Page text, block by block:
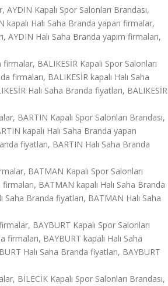
Kapalı Spor Salonları Brandası,
kapalı Halı Saha Branda yapan firmalar,
AYDIN Halı Saha Branda yapım firmaları,
BALIKESİR Kapalı Spor Salonları
firmaları, BALIKESİR kapalı Halı Saha
Halı Saha Branda fiyatları, BALIKESİR
BARTIN Kapalı Spor Salonları Brandası,
kapalı Halı Saha Branda yapan
fiyatları, BARTIN Halı Saha Branda
BATMAN Kapalı Spor Salonları
BATMAN kapalı Halı Saha Branda
Branda fiyatları, BATMAN Halı Saha
BAYBURT Kapalı Spor Salonları
firmaları, BAYBURT kapalı Halı Saha
Halı Saha Branda fiyatları, BAYBURT
BİLECİK Kapalı Spor Salonları Brandası,